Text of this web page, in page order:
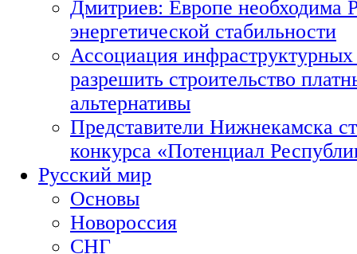
Дмитриев: Европе необходима
энергетической стабильности
Ассоциация
разрешить строительство
альтернативы
Представители Нижнекамска
конкурса «Потенциал
Русский мир
Основы
Новороссия
СНГ